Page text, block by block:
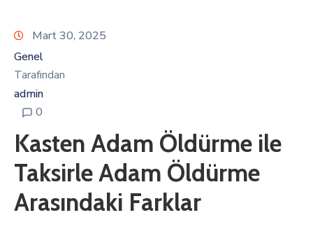
Mart 30, 2025
Genel
Tarafından
admin
0
Kasten Adam Öldürme ile
Taksirle Adam Öldürme
Arasındaki Farklar